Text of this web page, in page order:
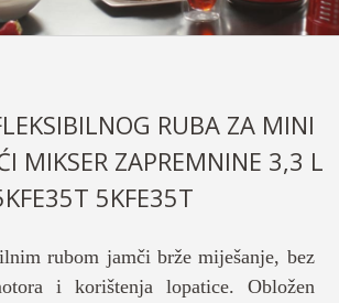
RUBA ZA MINI
MIKSER ZAPREMNINE 3,3 L
5KFE35T
rubom jamči brže miješanje, bez
i korištenja lopatice. Obložen